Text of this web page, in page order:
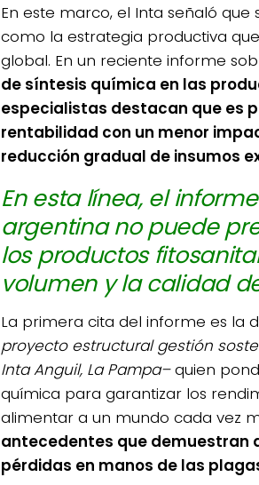
En este marco, el Inta señaló que
como la estrategia productiva
global. En un reciente informe
de síntesis química en las
especialistas destacan que es
rentabilidad con un menor
reducción gradual de insumos
En esta línea, el
argentina no puede
los productos
volumen y la calidad
La primera cita del informe es la
proyecto estructural gestión
Inta Anguil, La Pampa–quien
química para garantizar los
alimentar a un mundo cada vez
antecedentes que demuestran
pérdidas en manos de las